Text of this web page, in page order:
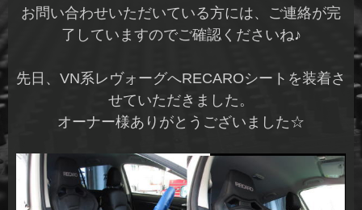
お問い合わせいただいている方には、ご連絡が完
了していますのでご確認くださいね♪
先日、VN系レヴォーグへRECAROシートを装着さ
せていただきました。
オーナー様ありがとうございました☆